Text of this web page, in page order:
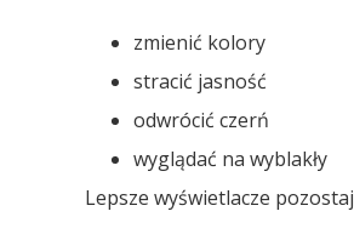
zmienić kolory
stracić jasność
odwrócić czerń
wyglądać na wyblakły
Lepsze wyświetlacze